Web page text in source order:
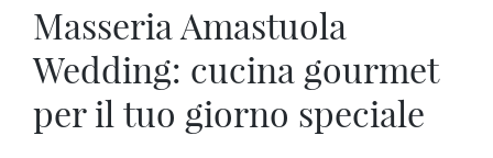
Masseria Amastuola
Wedding: cucina gourmet
per il tuo giorno speciale